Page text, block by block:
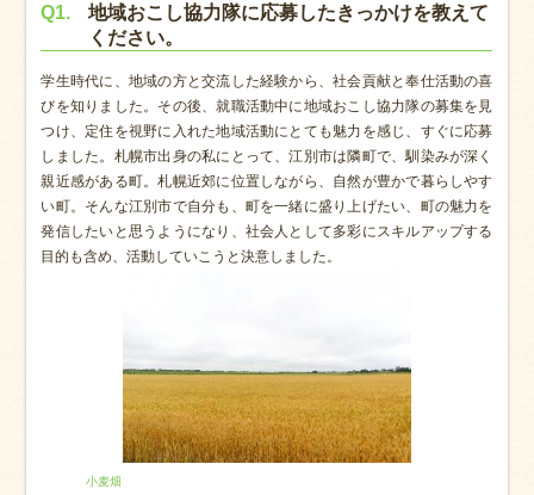
Q1.
地域おこし協力隊に応募したきっかけを教えて
ください。
学生時代に、地域の方と交流した経験から、社会貢献と奉仕活動の喜
びを知りました。その後、就職活動中に地域おこし協力隊の募集を見
つけ、定住を視野に入れた地域活動にとても魅力を感じ、すぐに応募
しました。札幌市出身の私にとって、江別市は隣町で、馴染みが深く
親近感がある町。札幌近郊に位置しながら、自然が豊かで暮らしやす
い町。そんな江別市で自分も、町を一緒に盛り上げたい、町の魅力を
発信したいと思うようになり、社会人として多彩にスキルアップする
目的も含め、活動していこうと決意しました。
小麦畑